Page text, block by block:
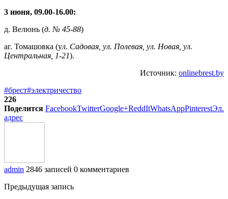
3 июня, 09.00-16.00:
д. Велюнь (д. № 45-88)
аг. Томашовка (ул. Садовая, ул. Полевая, ул. Новая, ул.
Центральная, 1-21).
Источник: onlinebrest.by
#брест#электричество
226
Поделится FacebookTwitterGoogle+ReddItWhatsAppPinterestЭл.
адрес
admin 2846 записей 0 комментариев
Предыдущая запись